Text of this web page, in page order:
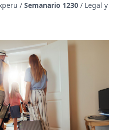
/Semanario 1230 / Legal y